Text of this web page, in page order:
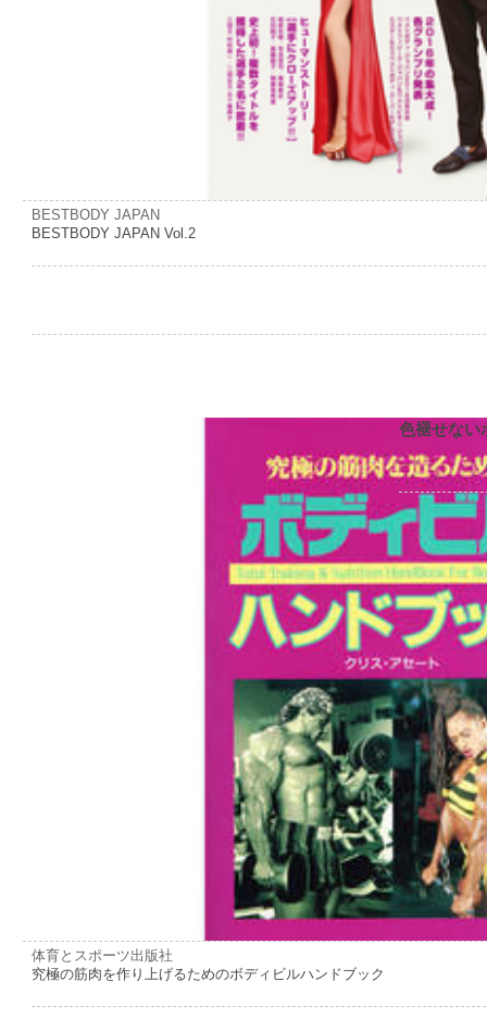
BESTBODY JAPAN
BESTBODY JAPAN Vol.2
色褪せない
体育とスポーツ出版社
究極の筋肉を作り上げるためのボディビルハンドブック